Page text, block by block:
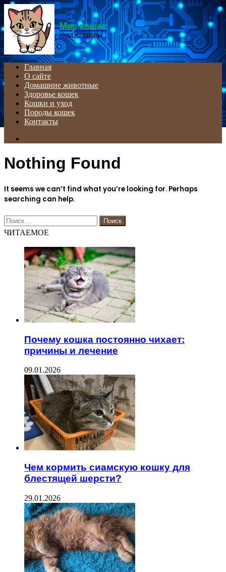
Menu
Мир кошек
Уход и породы
Главная
О сайте
Домашние животные
Здоровье кошек
Кошки и уход
Породы кошек
Контакты
Nothing Found
It seems we can’t find what you’re looking for. Perhaps
searching can help.
Найти:
ЧИТАЕМОЕ
Почему кошка постоянно чихает:
причины и лечение
09.01.2026
Чем кормить сиамскую кошку для
блестящей шерсти?
29.01.2026